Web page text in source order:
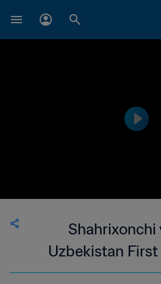
Shahrixonchi
Uzbekistan